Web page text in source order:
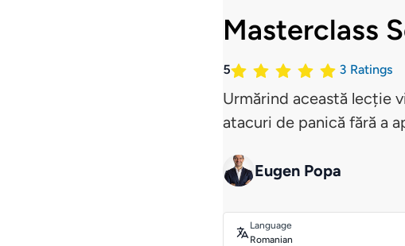
Masterclass
5 3 Ratings
Urmărind această lecție
atacuri de panică fără a
Eugen Popa
Language
Romanian